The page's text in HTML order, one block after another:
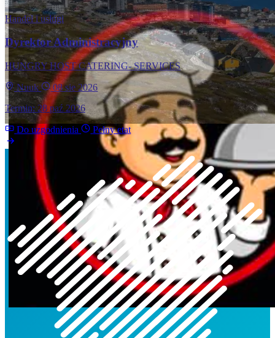
Handel i usługi
Dyrektor Administracyjny
HUNGRY HOST CATERING- SERVICES
Nuuk
08 sie 2026
Termin: 28 paź 2026
Do uzgodnienia Pełny etat